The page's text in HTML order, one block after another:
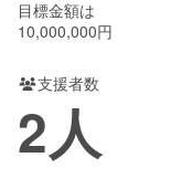
Creation
コミュニティ
目標金額は
10,000,000円
支援者数
2人